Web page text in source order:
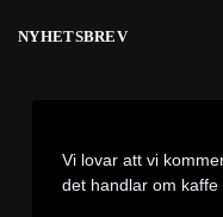
NYHETSBREV
Vi lovar att vi
det handlar om